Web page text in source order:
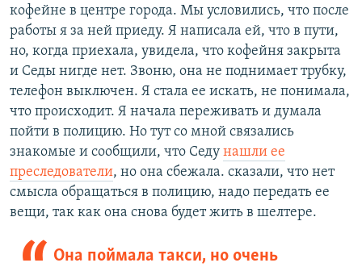
кофейне в центре города. Мы условились, что после
работы я за ней приеду. Я написала ей, что в пути,
но, когда приехала, увидела, что кофейня закрыта
и Седы нигде нет. Звоню, она не поднимает трубку,
телефон выключен. Я стала ее искать, не понимала,
что происходит. Я начала переживать и думала
пойти в полицию. Но тут со мной связались
знакомые и сообщили, что Седу нашли ее
преследователи, но она сбежала. сказали, что нет
смысла обращаться в полицию, надо передать ее
вещи, так как она снова будет жить в шелтере.
Она поймала такси, но очень